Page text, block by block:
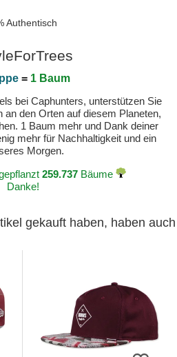
Authentisch
= 1 Baum
bei Caphunters, unterstützen Sie
den Orten auf diesem Planeten,
1 Baum mehr und Dank deiner
mehr für Nachhaltigkeit und ein
Morgen.
259.737Bäume
Danke!
gekauft haben, haben auch